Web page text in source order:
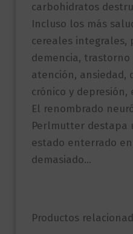
carbohidratos
Incluso los más
cereales integrales,
demencia,
atención, ansiedad,
crónico y
El renombrado
Perlmutter destapa
estado enterrado
demasiado…
Productos